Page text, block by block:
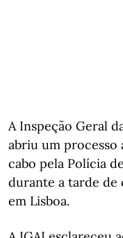
A Inspeção Geral
abriu um processo
cabo pela Polícia
durante a tarde
em Lisboa.